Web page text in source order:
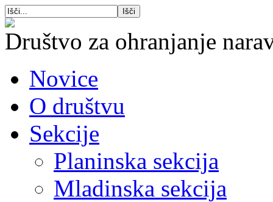
Društvo za ohranjanje
Novice
O društvu
Sekcije
Planinska sekcija
Mladinska sekcija